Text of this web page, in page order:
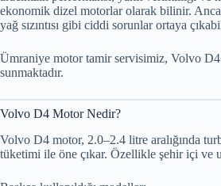
ekonomik dizel motorlar olarak bilinir.
yağ sızıntısı gibi ciddi sorunlar ortaya
Ümraniye motor tamir servisimiz, Volvo D4
sunmaktadır.
Volvo D4 Motor Nedir?
Volvo D4 motor, 2.0–2.4 litre aralığında
tüketimi ile öne çıkar. Özellikle şehir içi ve